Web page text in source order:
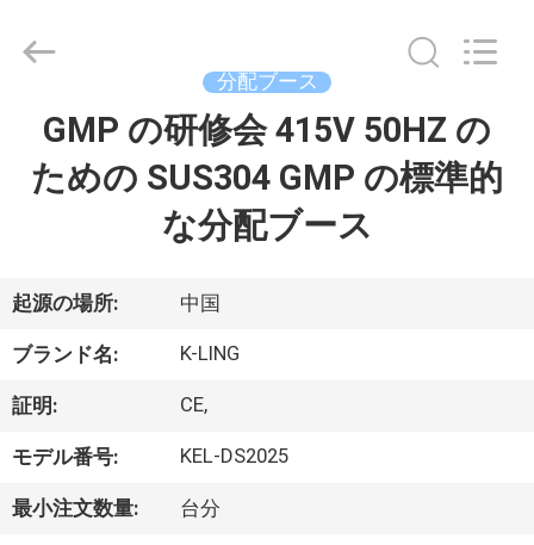
へ
品
わ
た
し
2014
Purification
Technology
Rights
分配ブース
GMP の研修会 415V 50HZ の
ための SUS304 GMP の標準的
な分配ブース
起源の場所: 中国
ブランド名: K-LING
証明: CE,
モデル番号: KEL-DS2025
最小注文数量: 台分